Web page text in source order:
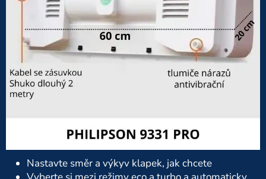
Nastavte směr a výkyv klapek, jak chcete